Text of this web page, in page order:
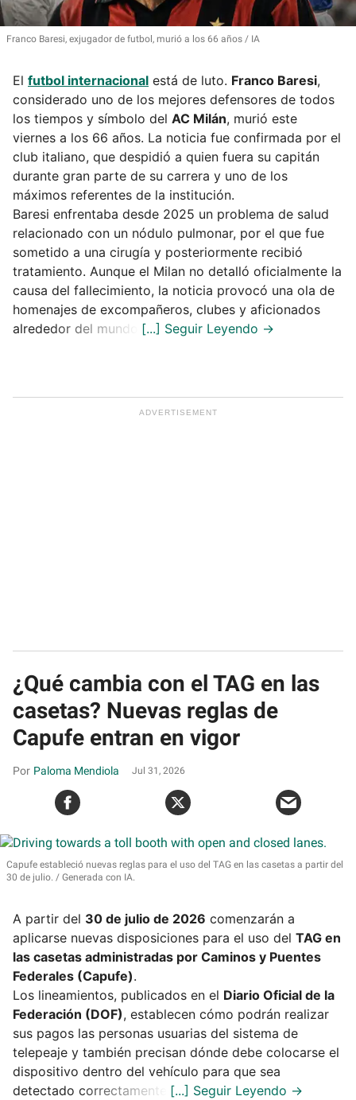
Franco Baresi, exjugador de futbol, murió a los 66 años IA
El futbol internacional está de luto. Franco Baresi,
considerado uno de los mejores defensores de todos
los tiempos y símbolo del AC Milán, murió este
viernes a los 66 años. La noticia fue confirmada por el
club italiano, que despidió a quien fuera su capitán
durante gran parte de su carrera y uno de los
máximos referentes de la institución.
Baresi enfrentaba desde 2025 un problema de salud
relacionado con un nódulo pulmonar, por el que fue
sometido a una cirugía y posteriormente recibió
tratamiento. Aunque el Milan no detalló oficialmente la
causa del fallecimiento, la noticia provocó una ola de
homenajes de excompañeros, clubes y aficionados
alrededor del mundo.
¿Qué cambia con el TAG en las
casetas? Nuevas reglas de
Capufe entran en vigor
Paloma Mendiola Jul 31, 2026
Capufe estableció nuevas reglas para el uso del TAG en las casetas a partir del
30 de julio.
Generada con IA.
A partir del 30 de julio de 2026 comenzarán a
aplicarse nuevas disposiciones para el uso del TAG en
las casetas administradas por Caminos y Puentes
Federales (Capufe).
Los lineamientos, publicados en el Diario Oficial de la
Federación (DOF), establecen cómo podrán realizar
sus pagos las personas usuarias del sistema de
telepeaje y también precisan dónde debe colocarse el
dispositivo dentro del vehículo para que sea
detectado correctamente.